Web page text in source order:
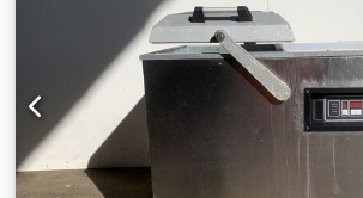
1:3; ook snijwarenverpakking met
Geleverd met volledig gereviseerde
circa 50 rollen folie inbegrepen. Machine
pand, daarom speciale prijs voor alles: €
Cedpfx Aisynnlcs Reha